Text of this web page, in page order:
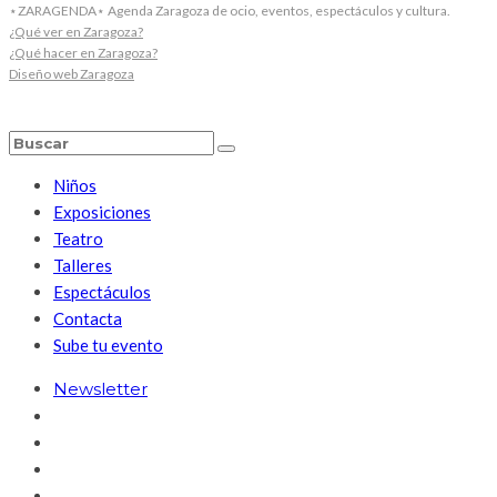
⋆ZARAGENDA⋆ Agenda Zaragoza de ocio, eventos, espectáculos y cultura.
¿Qué ver en Zaragoza?
¿Qué hacer en Zaragoza?
Diseño web Zaragoza
Niños
Exposiciones
Teatro
Talleres
Espectáculos
Contacta
Sube tu evento
Newsletter